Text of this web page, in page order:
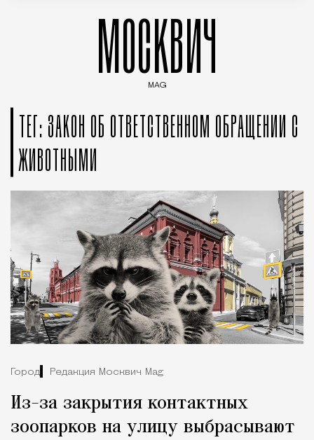
МОСКВИЧ
MAG
ТЕГ: ЗАКОН ОБ ОТВЕТСТВЕННОМ ОБРАЩЕНИИ С
ЖИВОТНЫМИ
Город Редакция Москвич Mag
Из-за закрытия контактных
зоопарков на улицу выбрасывают